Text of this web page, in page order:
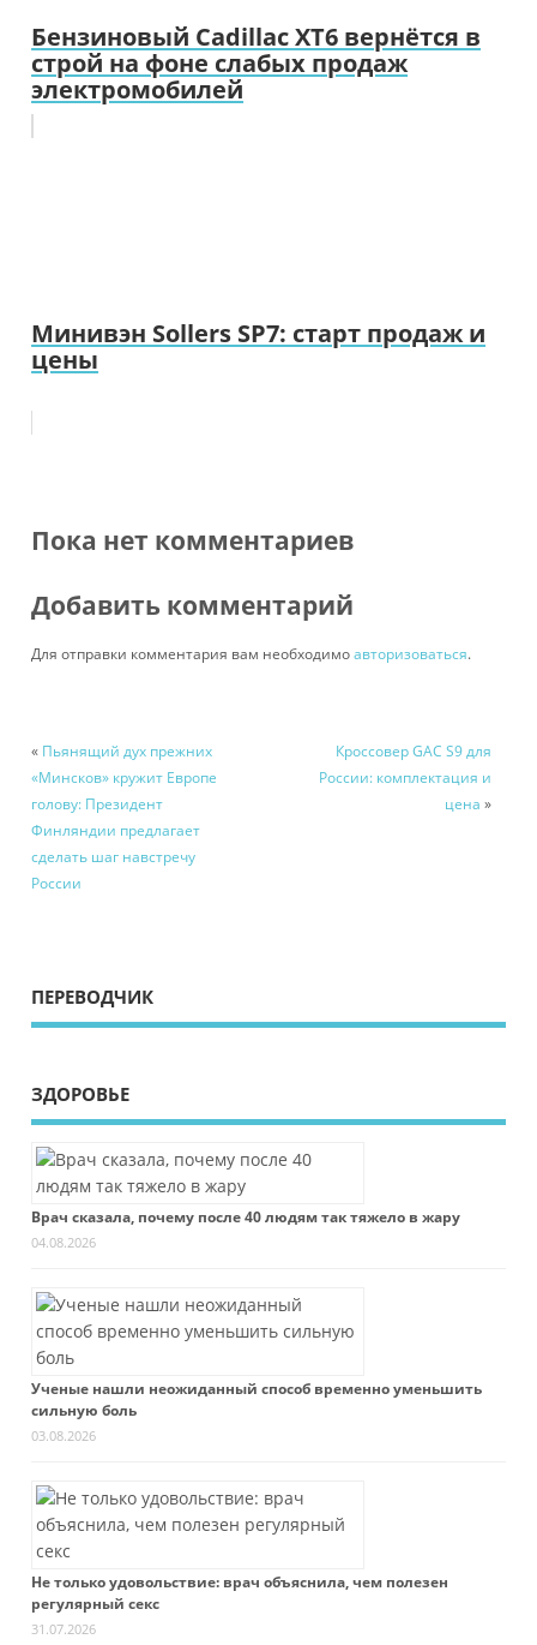
Бензиновый Cadillac XT6 вернётся в
строй на фоне слабых продаж
электромобилей
Минивэн Sollers SP7: старт продаж и
цены
Пока нет комментариев
Добавить комментарий
Для отправки комментария вам необходимоавторизоваться.
« Пьянящий дух прежних
«Минсков» кружит Европе
голову: Президент
Финляндии предлагает
сделать шаг навстречу
России
Кроссовер GAC S9 для
России: комплектация и
цена »
ПЕРЕВОДЧИК
ЗДОРОВЬЕ
Врач сказала, почему после 40 людям так тяжело в жару
04.08.2026
Ученые нашли неожиданный способ временно уменьшить
сильную боль
03.08.2026
Не только удовольствие: врач объяснила, чем полезен
регулярный секс
31.07.2026